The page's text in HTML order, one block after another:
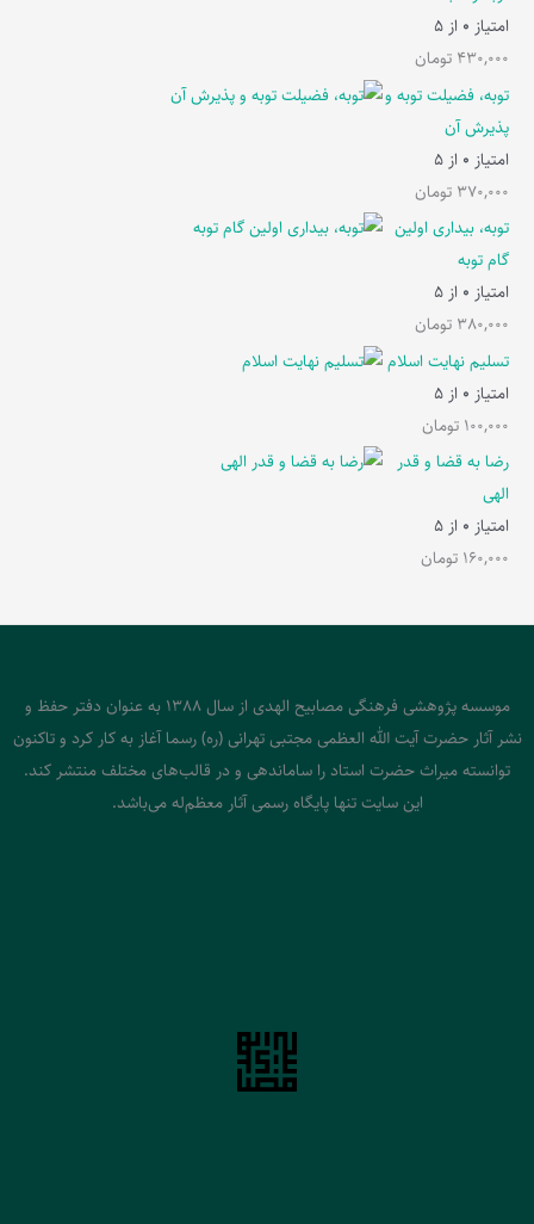
امتیاز 0 از 5
430,000 تومان
توبه، فضیلت توبه و
پذیرش آن
امتیاز 0 از 5
370,000 تومان
توبه، بیداری اولین
گام توبه
امتیاز 0 از 5
380,000 تومان
تسلیم نهایت اسلام
امتیاز 0 از 5
100,000 تومان
رضا به قضا و قدر
الهی
امتیاز 0 از 5
160,000 تومان
موسسه پژوهشی فرهنگی مصابیح الهدی از سال 1388 به عنوان دفتر حفظ و
نشر آثار حضرت آیت الله العظمی مجتبی تهرانی (ره) رسما آغاز به کار کرد و تاکنون
توانسته میراث حضرت استاد را ساماندهی و در قالب‌های مختلف منتشر کند.
این سایت تنها پایگاه رسمی آثار معظم‌له می‌باشد.